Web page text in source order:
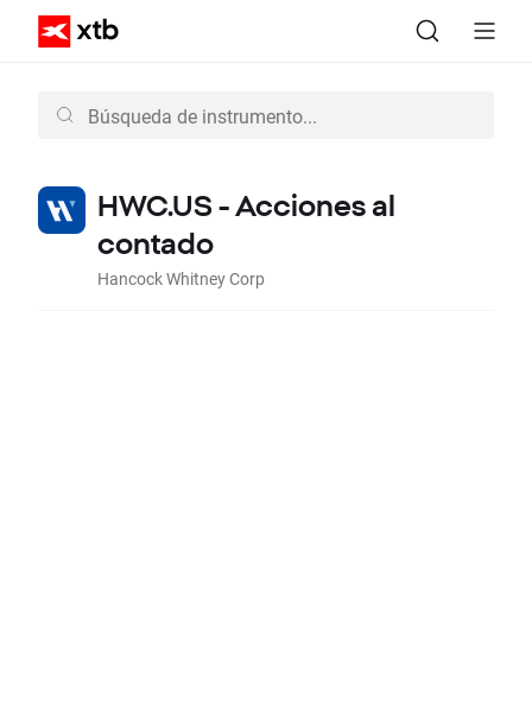
HWC.US - Acciones al
contado
Hancock Whitney Corp